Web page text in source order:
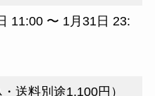
11:00 〜 1月31日 23:
送料別途1,100円）